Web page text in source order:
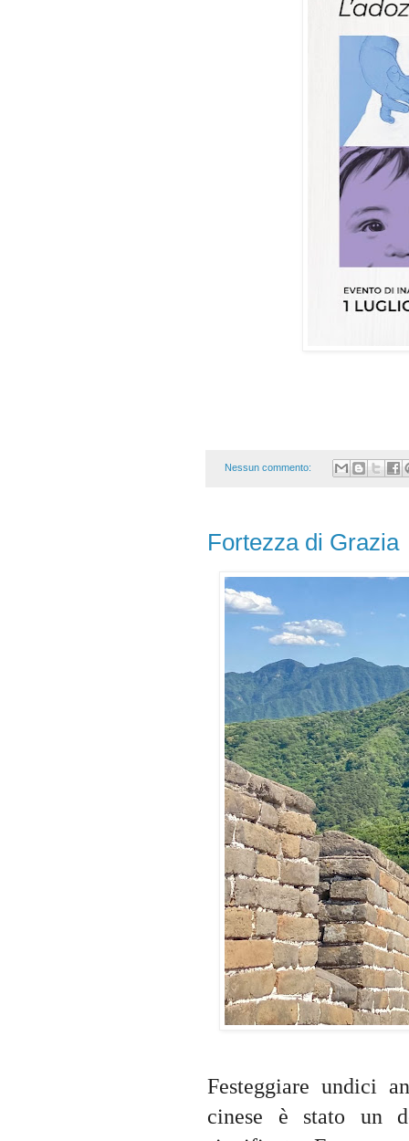
Nessun commento:
Fortezza di Grazia
Festeggiare undici
cinese è stato un